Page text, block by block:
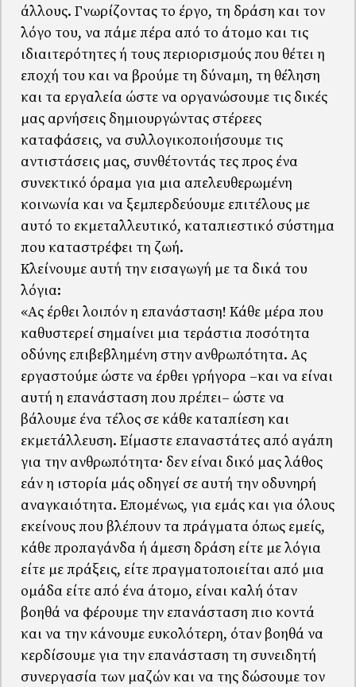
άλλους. Γνωρίζοντας το έργο, τη δράση και τον
λόγο του, να πάμε πέρα από το άτομο και τις
ιδιαιτερότητες ή τους περιορισμούς που θέτει η
εποχή του και να βρούμε τη δύναμη, τη θέληση
και τα εργαλεία ώστε να οργανώσουμε τις δικές
μας αρνήσεις δημιουργώντας στέρεες
καταφάσεις, να συλλογικοποιήσουμε τις
αντιστάσεις μας, συνθέτοντάς τες προς ένα
συνεκτικό όραμα για μια απελευθερωμένη
κοινωνία και να ξεμπερδεύουμε επιτέλους με
αυτό το εκμεταλλευτικό, καταπιεστικό σύστημα
που καταστρέφει τη ζωή.
Κλείνουμε αυτή την εισαγωγή με τα δικά του
λόγια:
«Ας έρθει λοιπόν η επανάσταση! Κάθε μέρα που
καθυστερεί σημαίνει μια τεράστια ποσότητα
οδύνης επιβεβλημένη στην ανθρωπότητα. Ας
εργαστούμε ώστε να έρθει γρήγορα –και να είναι
αυτή η επανάσταση που πρέπει– ώστε να
βάλουμε ένα τέλος σε κάθε καταπίεση και
εκμετάλλευση. Είμαστε επαναστάτες από αγάπη
για την ανθρωπότητα· δεν είναι δικό μας λάθος
εάν η ιστορία μάς οδηγεί σε αυτή την οδυνηρή
αναγκαιότητα. Επομένως, για εμάς και για όλους
εκείνους που βλέπουν τα πράγματα όπως εμείς,
κάθε προπαγάνδα ή άμεση δράση είτε με λόγια
είτε με πράξεις, είτε πραγματοποιείται από μια
ομάδα είτε από ένα άτομο, είναι καλή όταν
βοηθά να φέρουμε την επανάσταση πιο κοντά
και να την κάνουμε ευκολότερη, όταν βοηθά να
κερδίσουμε για την επανάσταση τη συνειδητή
συνεργασία των μαζών και να της δώσουμε τον